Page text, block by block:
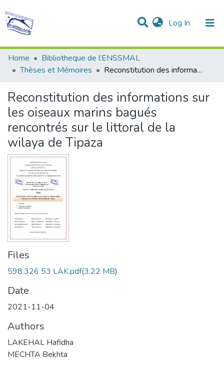
Log In (current)
Communities & Collections
Statistics
All of DSpace
Home
Bibliotheque de l’ENSSMAL
Thèses et Mémoires
Reconstitution des informations sur les oiseaux marins bagués rencontrés sur le littoral de la wilaya de Tipaza
Reconstitution des informations sur
les oiseaux marins bagués
rencontrés sur le littoral de la
wilaya de Tipaza
Files
598.326 53 LAK.pdf(3.22 MB)
Date
2021-11-04
Authors
LAKEHAL Hafidha
MECHTA Bekhta